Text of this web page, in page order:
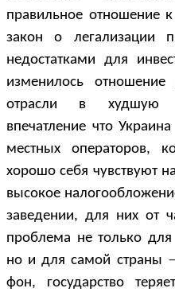
правильное отношение к
закон о легализации
недостатками для
изменилось
отрасли в худшую
впечатление что
местных операторов,
хорошо себя чувствуют
высокое
заведении, для них от
проблема не только для
но и для самой страны
фон, государство